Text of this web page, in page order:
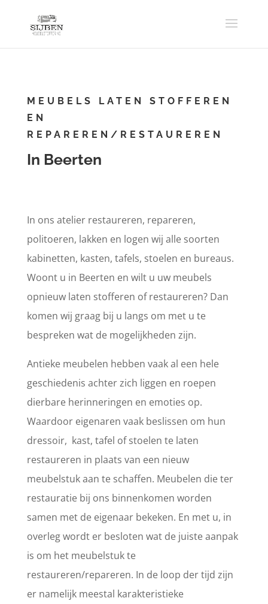
MEUBELS LATEN STOFFEREN
EN
REPAREREN/RESTAUREREN
In Beerten
In ons atelier restaureren, repareren,
politoeren, lakken en logen wij alle soorten
kabinetten, kasten, tafels, stoelen en bureaus.
Woont u in Beerten en wilt u uw meubels
opnieuw laten stofferen of restaureren? Dan
komen wij graag bij u langs om met u te
bespreken wat de mogelijkheden zijn.
Antieke meubelen hebben vaak al een hele
geschiedenis achter zich liggen en roepen
dierbare herinneringen en emoties op.
Waardoor eigenaren vaak beslissen om hun
dressoir, kast, tafel of stoelen te laten
restaureren in plaats van een nieuw
meubelstuk aan te schaffen. Meubelen die ter
restauratie bij ons binnenkomen worden
samen met de eigenaar bekeken. En met u, in
overleg wordt er besloten wat de juiste aanpak
is om het meubelstuk te
restaureren/repareren. In de loop der tijd zijn
er namelijk meestal karakteristieke